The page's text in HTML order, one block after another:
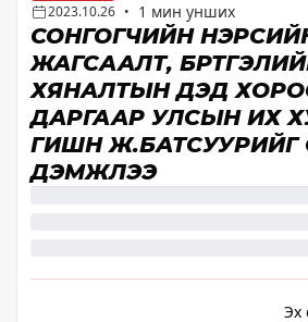
2023.10.26 • 1 мин унших
СОНГОГЧИЙН
ЖАГСААЛТ,
ХЯНАЛТЫН ДЭД
ДАРГААР УЛСЫН ИХ
ГИШҮҮН
ДЭМЖЛЭЭ
Эх